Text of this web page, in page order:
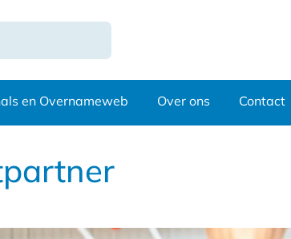
en Overnameweb Over ons Contact